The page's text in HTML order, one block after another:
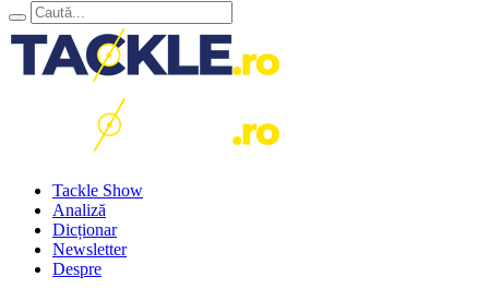
Tackle Show
Analiză
Dicționar
Newsletter
Despre